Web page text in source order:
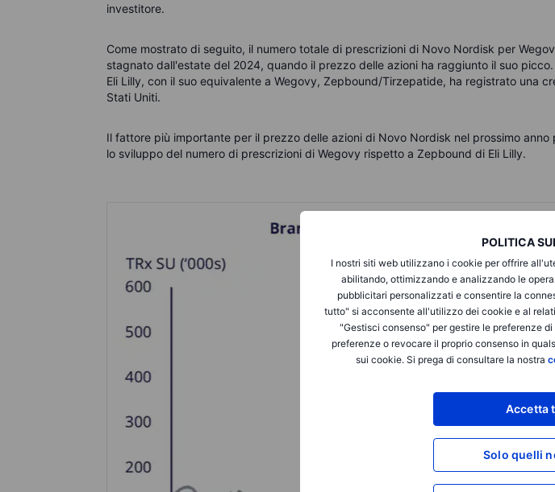
POLITICA
I nostri siti web utilizzano i cookie per offrire
abilitando, ottimizzando e analizzando le
pubblicitari personalizzati e consentire la
tutto" si acconsente all'utilizzo dei cookie e al
"Gestisci consenso" per gestire le preferenze
preferenze o revocare il proprio consenso in
sui cookie. Si prega di consultare la nostra
Accetta
Solo quelli
investitore.
Come mostrato di seguito, il numero totale di prescrizioni di Novo Nordisk per
stagnato dall'estate del 2024, quando il prezzo delle azioni ha raggiunto il suo
Eli Lilly, con il suo equivalente a Wegovy, Zepbound/Tirzepatide, ha registrato una
Stati Uniti.
Il fattore più importante per il prezzo delle azioni di Novo Nordisk nel prossimo
lo sviluppo del numero di prescrizioni di Wegovy rispetto a Zepbound di Eli Lilly.